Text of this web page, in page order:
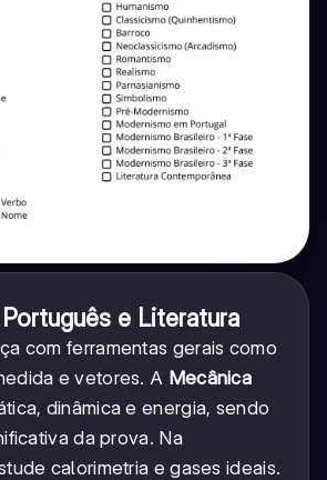
Português e Literatura
com ferramentas gerais como
e vetores. A Mecânica
dinâmica e energia, sendo
da prova. Na
calorimetria e gases ideais.